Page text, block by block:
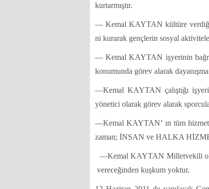
kurtarmıştır.
— Kemal KAYTAN kültüre
ni kurarak gençlerin sosyal
— Kemal KAYTAN işyerinin
konumunda görev alarak
—Kemal KAYTAN çalıştığı
yönetici olarak görev alarak
—Kemal KAYTAN’ ın tüm
zaman; İNSAN ve HALKA
—Kemal KAYTAN Milletvekili
vereceğinden kuşkum yoktur.